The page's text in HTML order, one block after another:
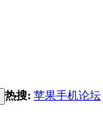
热搜: 苹果手机论坛